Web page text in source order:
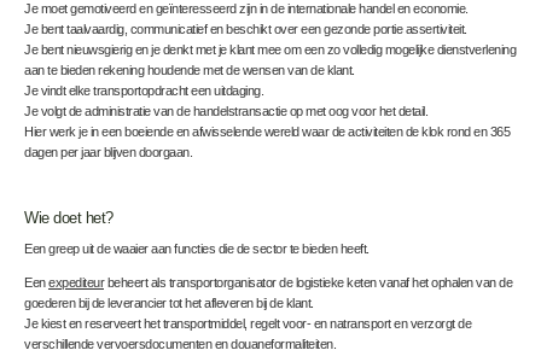
Je moet gemotiveerd en geïnteresseerd zijn in de internationale handel en economie.
Je bent taalvaardig, communicatief en beschikt over een gezonde portie assertiviteit.
Je bent nieuwsgierig en je denkt met je klant mee om een zo volledig mogelijke dienstverlening
aan te bieden rekening houdende met de wensen van de klant.
Je vindt elke transportopdracht een uitdaging.
Je volgt de administratie van de handelstransactie op met oog voor het detail.
Hier werk je in een boeiende en afwisselende wereld waar de activiteiten de klok rond en 365
dagen per jaar blijven doorgaan.
Wie doet het?
Een greep uit de waaier aan functies die de sector te bieden heeft.
Eenexpediteurbeheert als transportorganisator de logistieke keten vanaf het ophalen van de
goederen bij de leverancier tot het afleveren bij de klant.
Je kiest en reserveert het transportmiddel, regelt voor- en natransport en verzorgt de
verschillende vervoersdocumenten en douaneformaliteiten.